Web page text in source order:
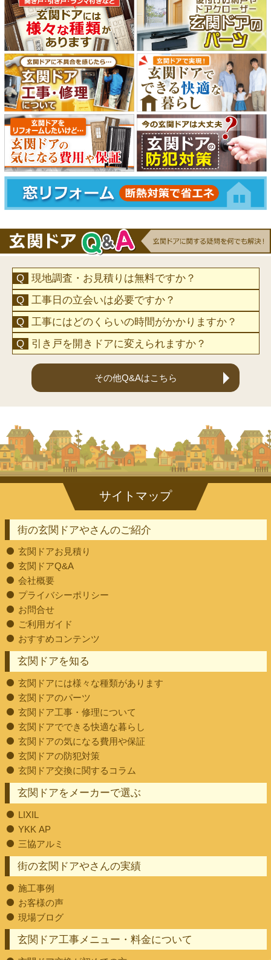
現地調査・お見積りは無料ですか？
工事日の立会いは必要ですか？
工事にはどのくらいの時間がかかりますか？
引き戸を開きドアに変えられますか？
その他Q&Aはこちら
街の玄関ドアやさんのご紹介
玄関ドアお見積り
玄関ドアQ&A
会社概要
プライバシーポリシー
お問合せ
ご利用ガイド
おすすめコンテンツ
街の玄関ドアやさんの実績
施工事例
お客様の声
現場ブログ
玄関ドアを知る
玄関ドアには様々な種類があります
玄関ドアのパーツ
玄関ドア工事・修理について
玄関ドアでできる快適な暮らし
玄関ドアの気になる費用や保証
玄関ドアの防犯対策
玄関ドア交換に関するコラム
玄関ドア工事メニュー・料金について
玄関ドアをメーカーで選ぶ
LIXIL
YKK AP
三協アルミ